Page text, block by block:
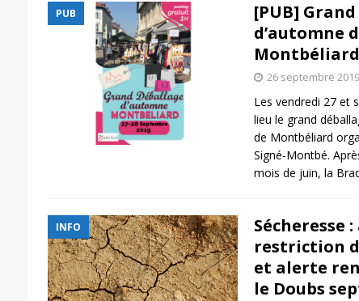
PUB
[PUB]
d’automne
Montbéliard
26 septembre 2019
Les vendredi 27 et
lieu le grand
de Montbéliard
Signé-Montbé.
mois de juin, la
INFO
Sécheresse
restriction
et alerte
le Doubs